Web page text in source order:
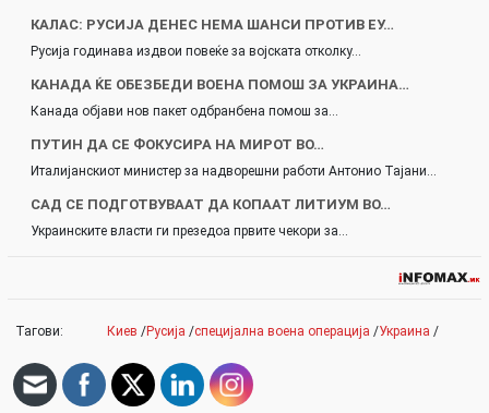
КАЛАС: РУСИЈА ДЕНЕС НЕМА ШАНСИ ПРОТИВ ЕУ…
Русија годинава издвои повеќе за војската отколку…
КАНАДА ЌЕ ОБЕЗБЕДИ ВОЕНА ПОМОШ ЗА УКРАИНА…
Канада објави нов пакет одбранбена помош за…
ПУТИН ДА СЕ ФОКУСИРА НА МИРОТ ВО…
Италијанскиот министер за надворешни работи Антонио Тајани…
САД СЕ ПОДГОТВУВААТ ДА КОПААТ ЛИТИУМ ВО…
Украинските власти ги презедоа првите чекори за…
Тагови: Киев /Русија /специјална воена операција /Украина /